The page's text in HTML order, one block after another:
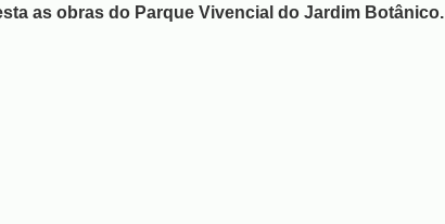
as obras do Parque Vivencial do Jardim Botânico.